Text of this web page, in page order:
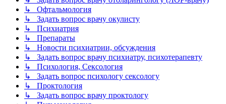
↳ Офтальмология
↳ Задать вопрос врачу окулисту
↳ Психиатрия
↳ Препараты
↳ Новости психиатрии, обсуждения
↳ Задать вопрос врачу психиатру, психотерапевту
↳ Психология, Сексология
↳ Задать вопрос психологу сексологу
↳ Проктология
↳ Задать вопрос врачу проктологу